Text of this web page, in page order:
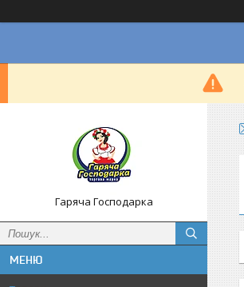
Гаряча Господарка